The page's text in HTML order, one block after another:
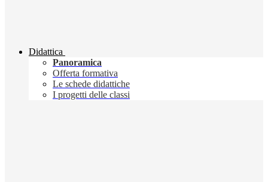
Didattica
Panoramica
Offerta formativa
Le schede didattiche
I progetti delle classi